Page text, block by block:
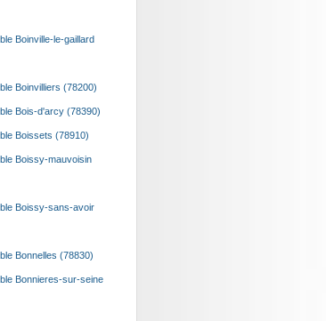
Boinville-le-gaillard
Boinvilliers (78200)
Bois-d'arcy (78390)
Boissets (78910)
Boissy-mauvoisin
Boissy-sans-avoir
Bonnelles (78830)
Bonnieres-sur-seine